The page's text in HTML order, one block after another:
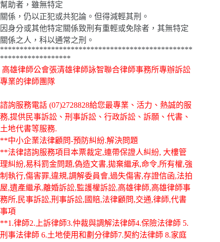
幫助者，雖無特定
關係，仍以正犯或共犯論。但得減輕其刑。
因身分或其他特定關係致刑有重輕或免除者，其無特定
關係之人，科以通常之刑。
*************************************************
******************
高雄律師公會張清雄律師詠智聯合律師事務所專辦訴訟
專業的律師團隊
諮詢服務電話 (07)2728828給您最專業、活力、熱誠的服
務,提供民事訴訟、刑事訴訟、行政訴訟、訴願、代書、
土地代書等服務.
**中小企業法律顧問-預防糾紛.解決問題
**法律諮詢服務項目本票裁定,連帶保證人糾紛, 大樓管
理糾紛,易科罰金問題,偽造文書,拋棄繼承,命令,所有權,強
制執行,傷害罪,違規,調解委員會,過失傷害,存證信函,法拍
屋,遺產繼承,離婚訴訟,監護權訴訟,高雄律師,高雄律師事
務所,民事訴訟,刑事訴訟,國賠,法律顧問,交通,律師,代書
事項
**1.律師2.上訴律師3.仲裁與調解法律師4.保險法律師 5.
刑事法律師 6.土地使用和劃分律師7.契約法律師 8.家庭